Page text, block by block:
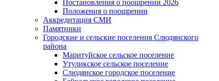
Постановления о поощрении 2026
Положения о поощрении
Аккредитация СМИ
Памятники
Городские и сельские поселения Слюдянского
района
Маритуйское сельское поселение
Утуликское сельское поселение
Слюдянское городское поселение